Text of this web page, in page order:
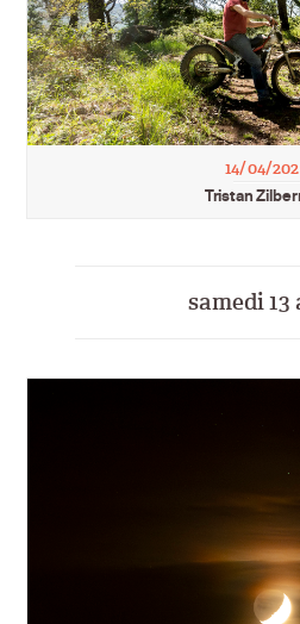
14/04/
Tristan
samedi